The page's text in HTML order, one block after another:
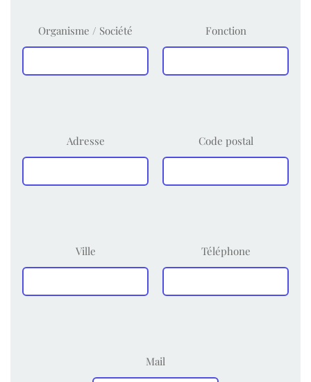
Organisme / Société Fonction
Adresse Code postal
Ville Téléphone
Mail